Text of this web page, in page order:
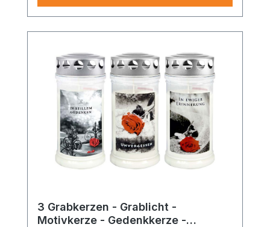
3 Grabkerzen - Grablicht -
Motivkerze - Gedenkkerze -